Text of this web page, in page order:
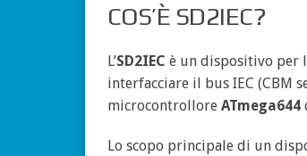
COS’È SD2IEC?
L’SD2IEC è un dispositivo per
interfacciare il bus IEC (CBM
microcontrollore ATmega644
Lo scopo principale di un